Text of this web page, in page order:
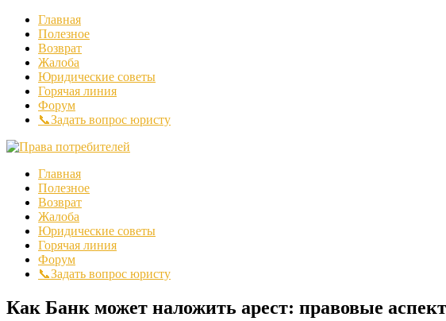
Главная
Полезное
Возврат
Жалоба
Юридические советы
Горячая линия
Форум
📞Задать вопрос юристу
Главная
Полезное
Возврат
Жалоба
Юридические советы
Горячая линия
Форум
📞Задать вопрос юристу
Как Банк может наложить арест: правовые